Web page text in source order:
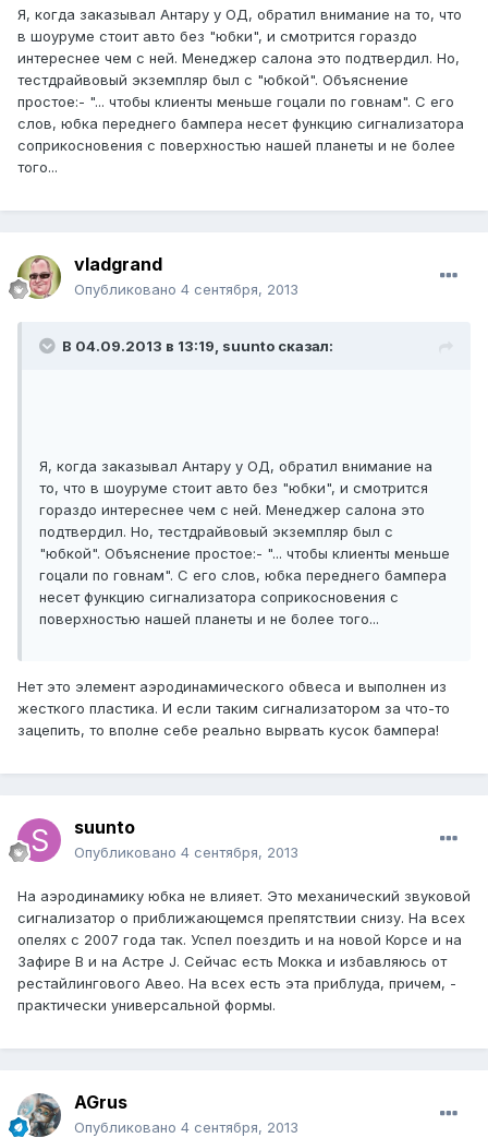
Я, когда заказывал Антару у ОД, обратил внимание на то, что
в шоуруме стоит авто без "юбки", и смотрится гораздо
интереснее чем с ней. Менеджер салона это подтвердил. Но,
тестдрайвовый экземпляр был с "юбкой". Объяснение
простое:- "... чтобы клиенты меньше гоцали по говнам". С его
слов, юбка переднего бампера несет функцию сигнализатора
соприкосновения с поверхностью нашей планеты и не более
того...
vladgrand
Опубликовано 4 сентября, 2013
В 04.09.2013 в 13:19, suunto сказал:
Я, когда заказывал Антару у ОД, обратил внимание на
то, что в шоуруме стоит авто без "юбки", и смотрится
гораздо интереснее чем с ней. Менеджер салона это
подтвердил. Но, тестдрайвовый экземпляр был с
"юбкой". Объяснение простое:- "... чтобы клиенты меньше
гоцали по говнам". С его слов, юбка переднего бампера
несет функцию сигнализатора соприкосновения с
поверхностью нашей планеты и не более того...
Нет это элемент аэродинамического обвеса и выполнен из
жесткого пластика. И если таким сигнализатором за что-то
зацепить, то вполне себе реально вырвать кусок бампера!
suunto
Опубликовано 4 сентября, 2013
На аэродинамику юбка не влияет. Это механический звуковой
сигнализатор о приближающемся препятствии снизу. На всех
опелях с 2007 года так. Успел поездить и на новой Корсе и на
Зафире В и на Астре J. Сейчас есть Мокка и избавляюсь от
рестайлингового Aвео. На всех есть эта приблуда, причем, -
практически универсальной формы.
AGrus
Опубликовано 4 сентября, 2013